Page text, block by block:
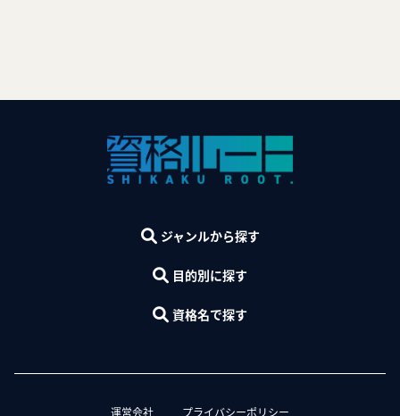
ジャンルから探す
目的別に探す
資格名で探す
運営会社 プライバシーポリシー